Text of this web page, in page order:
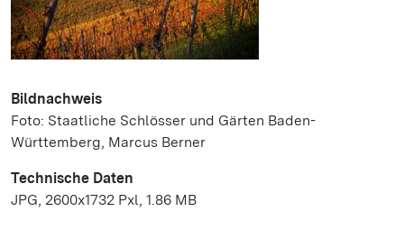
Bildnachweis
Foto: Staatliche Schlösser und Gärten Baden-
Württemberg, Marcus Berner
Technische Daten
JPG, 2600x1732 Pxl, 1.86 MB